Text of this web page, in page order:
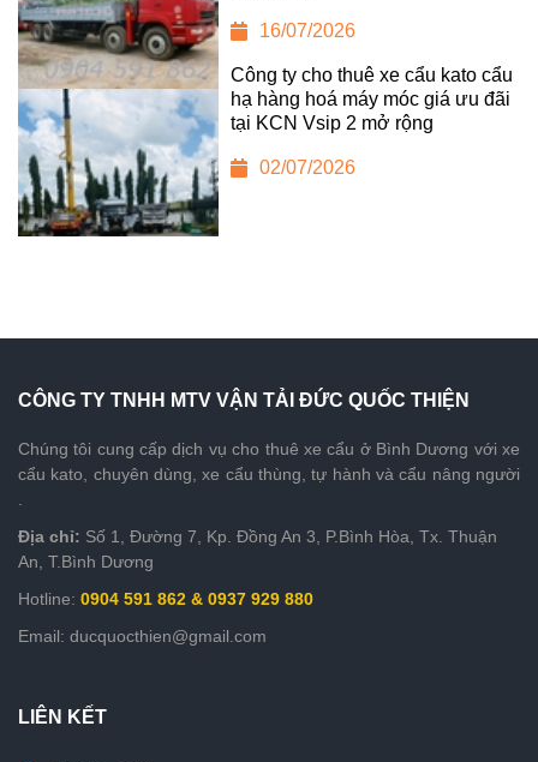
CÔNG TY TNHH MTV VẬN TẢI ĐỨC QUỐC THIỆN
Chúng tôi cung cấp dịch vụ cho thuê xe cẩu ở Bình Dương với xe
cẩu kato, chuyên dùng, xe cẩu thùng, tự hành và cẩu nâng người
Địa chỉ: Số 1, Đường 7, Kp. Đồng An 3, P.Bình Hòa, Tx. Thuận
An, T.Bình Dương
Hotline: 0904 591 862 & 0937 929 880
Email: ducquocthien@gmail.com
LIÊN KẾT
16/07/2026
Công ty cho thuê xe cẩu kato cẩu
hạ hàng hoá máy móc giá ưu đãi
tại KCN Vsip 2 mở rộng
02/07/2026